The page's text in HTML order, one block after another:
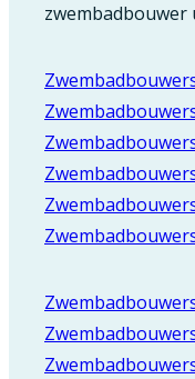
zwembadbouwer